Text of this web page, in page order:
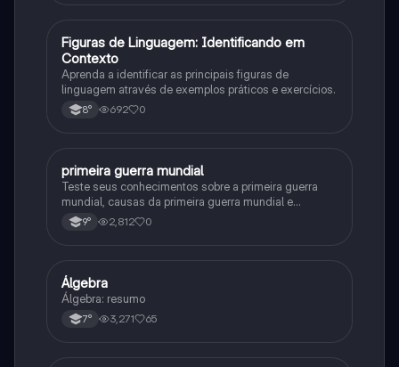
FPortuguês
Figuras de Linguagem: Identificando em
Contexto
Aprenda a identificar as principais figuras de
linguagem através de exemplos práticos e exercícios.
8° 692 0
História
primeira guerra mundial
Teste seus conhecimentos sobre a primeira guerra
mundial, causas da primeira guerra mundial e
consequências da Primeira Guerra Mundial, fases da
primeira guerra mundial
9° 2,812 0
Matematica
Álgebra
Álgebra: resumo
7° 3,271 65